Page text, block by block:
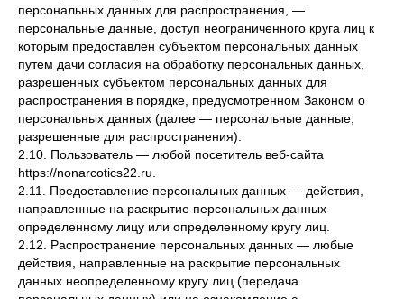
персональных данных для распространения, —
персональные данные, доступ неограниченного круга лиц к
которым предоставлен субъектом персональных данных
путем дачи согласия на обработку персональных данных,
разрешенных субъектом персональных данных для
распространения в порядке, предусмотренном Законом о
персональных данных (далее — персональные данные,
разрешенные для распространения).
2.10. Пользователь — любой посетитель веб-сайта
https://nonarcotics22.ru.
2.11. Предоставление персональных данных — действия,
направленные на раскрытие персональных данных
определенному лицу или определенному кругу лиц.
2.12. Распространение персональных данных — любые
действия, направленные на раскрытие персональных
данных неопределенному кругу лиц (передача